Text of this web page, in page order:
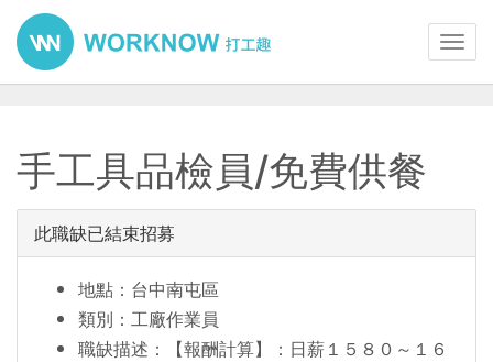
手工具品檢員/免費供餐
此職缺已結束招募
地點：台中南屯區
類別：工廠作業員
職缺描述：【報酬計算】：日薪１５８０～１６